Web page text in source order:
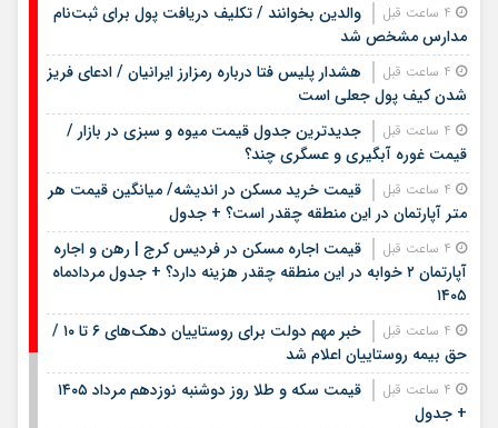
والدین بخوانند / تکلیف دریافت پول برای ثبت‌نام
مدارس مشخص شد
هشدار پلیس فتا درباره رمزارز ایرانیان / ادعای فریز
شدن کیف پول جعلی است
جدیدترین جدول قیمت میوه و سبزی در بازار /
قیمت غوره آبگیری و عسگری چند؟
قیمت خرید مسکن در اندیشه/ میانگین قیمت هر
متر آپارتمان در این منطقه چقدر است؟ + جدول
قیمت اجاره مسکن در فردیس کرج | رهن و اجاره
آپارتمان ۲ خوابه در این منطقه چقدر هزینه دارد؟ + جدول مردادماه
۱۴۰۵
خبر مهم دولت برای روستاییان دهک‌های ۶ تا ۱۰ /
حق بیمه روستاییان اعلام شد
قیمت سکه و طلا روز دوشنبه نوزدهم مرداد ۱۴۰۵
+ جدول